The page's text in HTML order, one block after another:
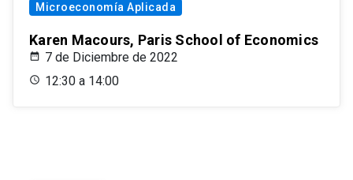
Microeconomía Aplicada
Karen Macours, Paris School of Economics
7 de Diciembre de 2022
12:30 a 14:00